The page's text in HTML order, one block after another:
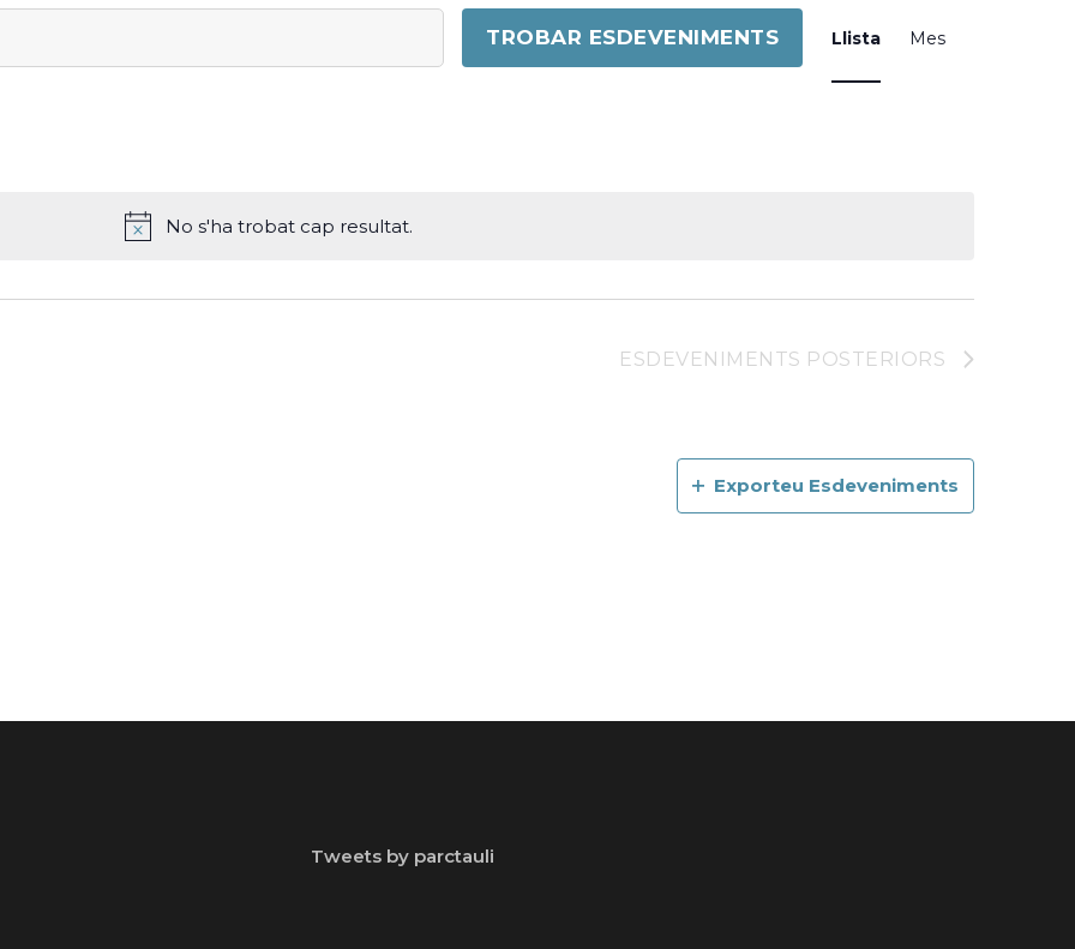
No s'ha trobat cap resultat.
TROBAR ESDEVENIMENTS
de
Llista Mes
ESDEVENIMENTS POSTERIORS
Exporteu Esdeveniments
Tweets by parctauli